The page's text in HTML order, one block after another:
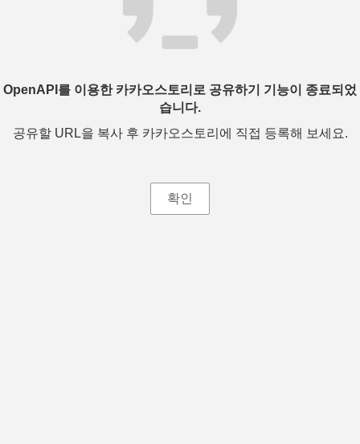
OpenAPI를 이용한 카카오스토리로 공유하기 기능이 종료되었
습니다.
공유할 URL을 복사 후 카카오스토리에 직접 등록해 보세요.
확인